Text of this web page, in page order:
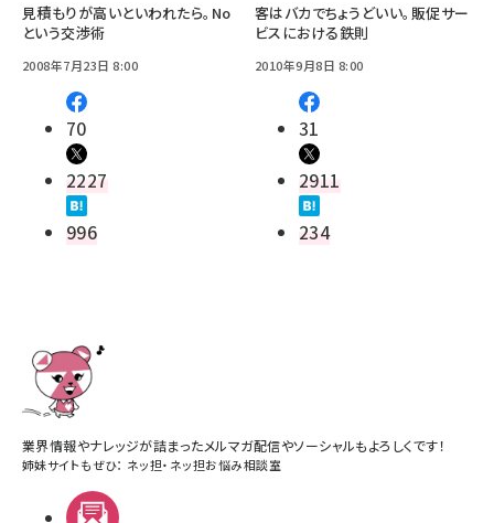
見積もりが高いといわれたら。No
という交渉術
2008年7月23日 8:00
70
2227
996
客はバカでちょうどいい。販促サー
ビスにおける鉄則
2010年9月8日 8:00
31
2911
234
業界情報やナレッジが詰まったメルマガ配信やソーシャルもよろしくです！
姉妹サイトもぜひ： ネッ担・ ネッ担お悩み相談室